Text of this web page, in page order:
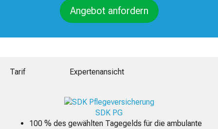
Angebot anfordern
Tarif Expertenansicht
SDK PG
100 % des gewählten Tagegelds für die ambulante